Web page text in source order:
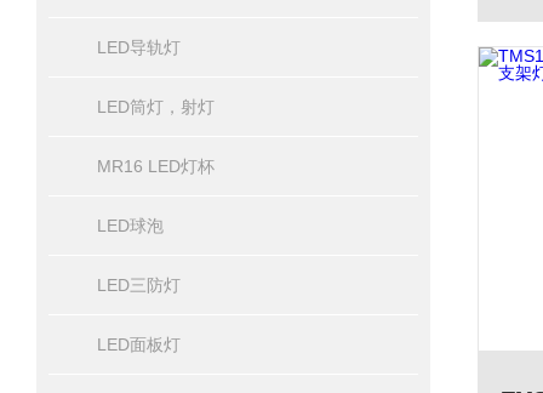
LED导轨灯
LED筒灯，射灯
MR16 LED灯杯
LED球泡
LED三防灯
LED面板灯